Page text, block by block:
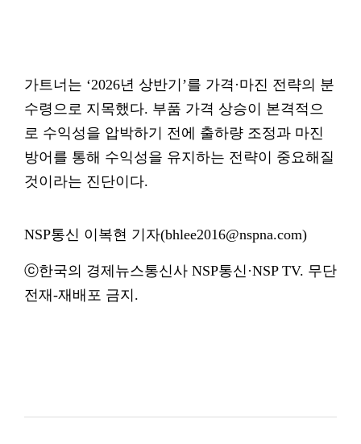
가트너는 ‘2026년 상반기’를 가격·마진 전략의 분
수령으로 지목했다. 부품 가격 상승이 본격적으
로 수익성을 압박하기 전에 출하량 조정과 마진
방어를 통해 수익성을 유지하는 전략이 중요해질
것이라는 진단이다.
NSP통신 이복현 기자(bhlee2016@nspna.com)
ⓒ한국의 경제뉴스통신사 NSP통신·NSP TV. 무단
전재-재배포 금지.